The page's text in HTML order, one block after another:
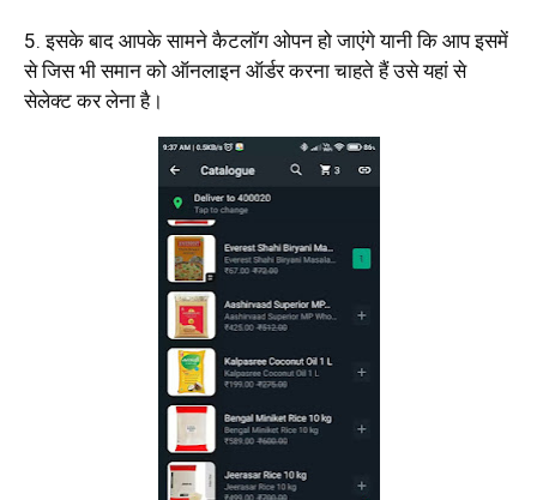
5. इसके बाद आपके सामने कैटलॉग ओपन हो जाएंगे यानी कि आप इसमें
से जिस भी समान को ऑनलाइन ऑर्डर करना चाहते हैं उसे यहां से
सेलेक्ट कर लेना है।